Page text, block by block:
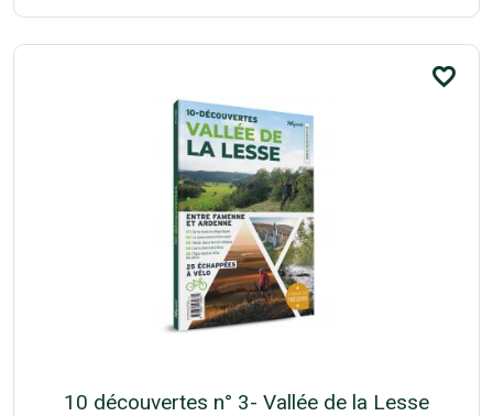
favorite_border
10 découvertes n° 3- Vallée de la Lesse